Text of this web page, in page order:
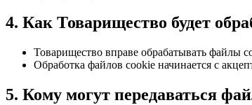
4. Как Товарищество будет
Товарищество вправе обрабатывать файлы
Обработка файлов cookie начинается с
5. Кому могут передаваться